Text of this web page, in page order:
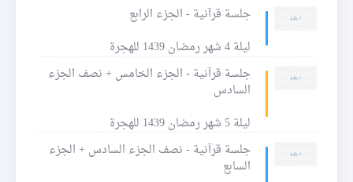
جلسة قرآنية - الجزء الرابع
ليلة 4 شهر رمضان 1439 للهجرة
جلسة قرآنية - الجزء الخامس + نصف الجزء
السادس
ليلة 5 شهر رمضان 1439 للهجرة
جلسة قرآنية - نصف الجزء السادس + الجزء
السابع